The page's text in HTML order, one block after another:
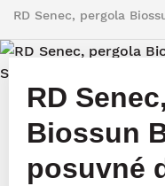
RD Senec, pergola
RD
Biossun
posuvné